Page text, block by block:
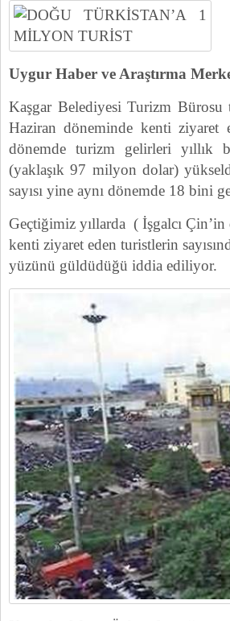
Uygur Haber ve Araştırma
Kaşgar Belediyesi Turizm Bürosu
Haziran döneminde kenti ziyaret
dönemde turizm gelirleri yıllık
(yaklaşık 97 milyon dolar)
sayısı yine aynı dönemde 18 bini
Geçtiğimiz yıllarda ( İşgalcı
kenti ziyaret eden turistlerin
yüzünü güldüdüğü iddia ediliyor.